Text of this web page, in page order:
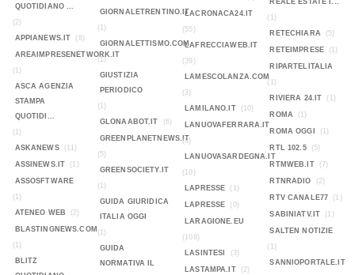
QUOTIDIANO ...
(2)
APPIANEWS.IT
(8)
AREAIMPRESENETWORK.IT
(1)
ASCA AGENZIA
STAMPA
QUOTIDI...
(1)
ASKANEWS
(11)
ASSINEWS.IT (1)
ASSOSFTWARE
(1)
ATENEO WEB
(2)
BLASTINGNEWS.COM
(1)
BLITZ
GIORNALETRENTINO.IT
(1)
GIORNALETTISMO.COM
(1)
GIUSTIZIA
PERIODICO
(1)
GLONAABOT.IT
(6)
GREENPLANETNEWS.IT
(5)
GREENSOCIETY.IT
(1)
GUIDA GIURIDICA
ITALIA OGGI
(1)
GUIDA
NORMATIVA IL
LACRONACA24.IT
(55)
LAFRECCIAWEB.IT
(39)
LAMESCOLANZA.COM
(3)
LAMILANO.IT
(10)
LANUOVAFERRARA.IT
(8)
LANUOVASARDEGNA.IT
(10)
LAPRESSE
(1)
LAPRESSE (0)
LARAGIONE.EU
(108)
LASINTESI
(3)
LASTAMPA.IT (2)
REALE ESTATE I...
(1)
RETECHIARA
(5)
RETEIMPRESE (1)
RIPARTELITALIA
(1)
RIVIERA 24.IT
(1)
ROMA (1)
ROMA OGGI (1)
RTL 102.5 (5)
RTMWEB.IT (7)
RTNRADIO (2)
RTV CANALE77 (1)
SABINIATV.IT (1)
SALTEN NOTIZIE
(1)
SANNIOPORTALE.IT